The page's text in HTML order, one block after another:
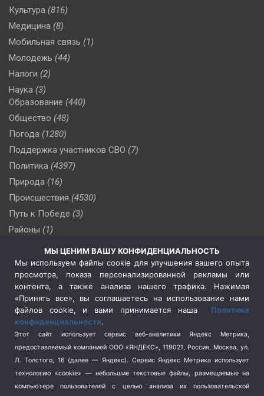
Культура (816)
Медицина (8)
Мобильная связь (1)
Молодежь (44)
Налоги (2)
Наука (3)
Образование (440)
Общество (48)
Погода (1280)
Поддержка участников СВО (7)
Политика (4397)
Природа (16)
Происшествия (4530)
Путь к Победе (3)
Районы (1)
(510)
Сельское хозяйство (3)
Социальная политика
(3)
Спецоперация в Украине
Спецоперация на Украине
(404)
Спорт (740)
Терроризм (1)
Транспорт (262)
Туризм (178)
МЫ ЦЕНИМ ВАШУ КОНФИДЕНЦИАЛЬНОСТЬ
Мы используем файлы cookie для улучшения вашего опыта
просмотра, показа персонализированной рекламы или
контента, а также анализа нашего трафика. Нажимая
«Принять все», вы соглашаетесь на использование нами
файлов cookie, и вами принимается наша Политика
конфиденциальности.
Этот сайт использует сервис веб-аналитики Яндекс Метрика,
предоставляемый компанией ООО «ЯНДЕКС», 119021, Россия, Москва, ул.
Л. Толстого, 16 (далее — Яндекс). Сервис Яндекс Метрика использует
технологию «cookie» — небольшие текстовые файлы, размещаемые на
компьютере пользователей с целью анализа их пользовательской